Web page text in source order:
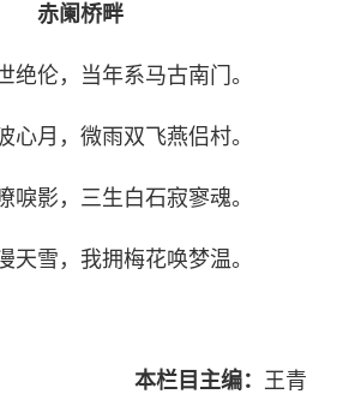
赤阑桥畔
绝伦，当年系马古南门。
心月，微雨双飞燕侣村。
唳影，三生白石寂寥魂。
天雪，我拥梅花唤梦温。
本栏目主编： 王青